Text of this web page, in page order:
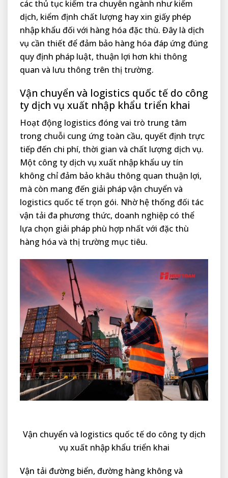
các thủ tục kiểm tra chuyên ngành như kiểm
dịch, kiểm định chất lượng hay xin giấy phép
nhập khẩu đối với hàng hóa đặc thù. Đây là dịch
vụ cần thiết để đảm bảo hàng hóa đáp ứng đúng
quy định pháp luật, thuận lợi hơn khi thông
quan và lưu thông trên thị trường.
Vận chuyển và logistics quốc tế do công
ty dịch vụ xuất nhập khẩu triển khai
Hoạt động logistics đóng vai trò trung tâm
trong chuỗi cung ứng toàn cầu, quyết định trực
tiếp đến chi phí, thời gian và chất lượng dịch vụ.
Một công ty dịch vụ xuất nhập khẩu uy tín
không chỉ đảm bảo khâu thông quan thuận lợi,
mà còn mang đến giải pháp vận chuyển và
logistics quốc tế trọn gói. Nhờ hệ thống đối tác
vận tải đa phương thức, doanh nghiệp có thể
lựa chọn giải pháp phù hợp nhất với đặc thù
hàng hóa và thị trường mục tiêu.
Vận chuyển và logistics quốc tế do công ty dịch
vụ xuất nhập khẩu triển khai
Vận tải đường biển, đường hàng không và